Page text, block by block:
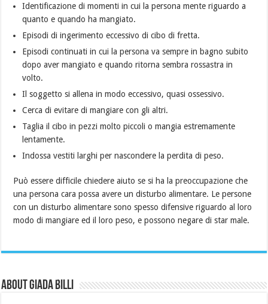
Identificazione di momenti in cui la persona mente riguardo a
quanto e quando ha mangiato.
Episodi di ingerimento eccessivo di cibo di fretta.
Episodi continuati in cui la persona va sempre in bagno subito
dopo aver mangiato e quando ritorna sembra rossastra in
volto.
Il soggetto si allena in modo eccessivo, quasi ossessivo.
Cerca di evitare di mangiare con gli altri.
Taglia il cibo in pezzi molto piccoli o mangia estremamente
lentamente.
Indossa vestiti larghi per nascondere la perdita di peso.
Può essere difficile chiedere aiuto se si ha la preoccupazione che
una persona cara possa avere un disturbo alimentare. Le persone
con un disturbo alimentare sono spesso difensive riguardo al loro
modo di mangiare ed il loro peso, e possono negare di star male.
About Giada Billi